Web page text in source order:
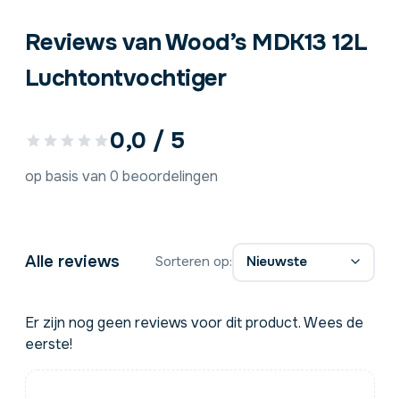
Reviews van Wood’s MDK13 12L
Luchtontvochtiger
0,0 / 5
op basis van 0 beoordelingen
Alle reviews Sorteren op:
Er zijn nog geen reviews voor dit product. Wees de
eerste!